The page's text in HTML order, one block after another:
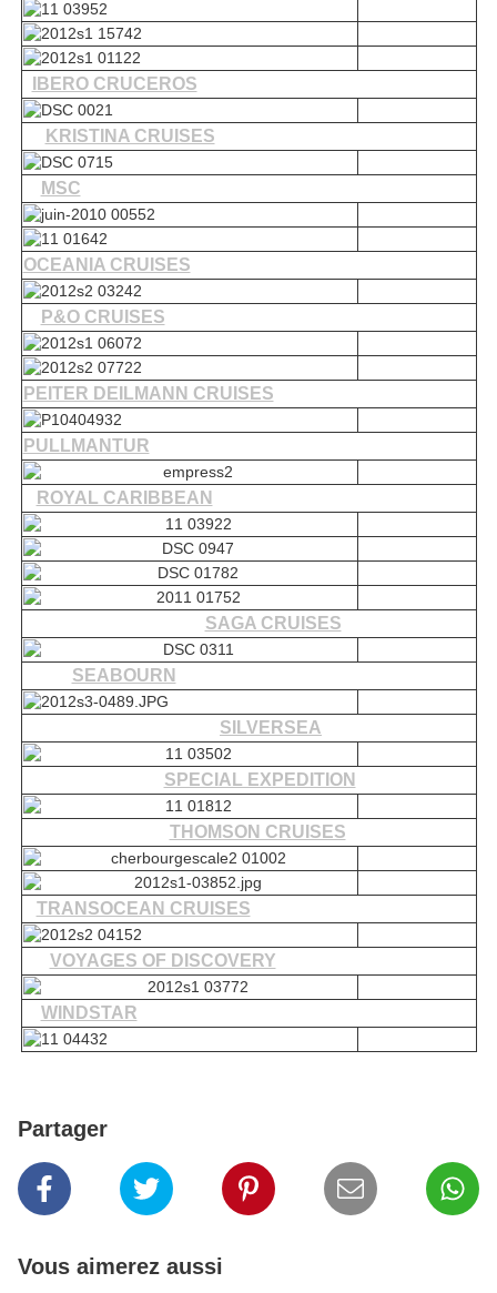
IBERO CRUCEROS
KRISTINA CRUISES
MSC
OCEANIA CRUISES
P&O CRUISES
PEITER DEILMANN CRUISES
PULLMANTUR
ROYAL CARIBBEAN
SAGA CRUISES
SEABOURN
SILVERSEA
SPECIAL EXPEDITION
THOMSON CRUISES
TRANSOCEAN CRUISES
VOYAGES OF DISCOVERY
WINDSTAR
Partager
Vous aimerez aussi